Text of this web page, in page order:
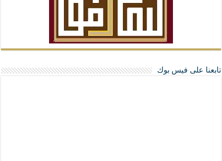
تابعنا على فيس بوك